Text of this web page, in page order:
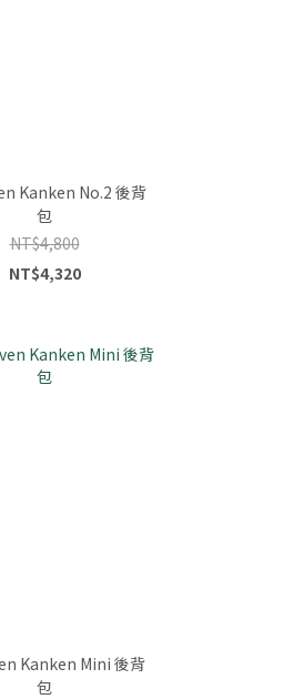
Kanken No.2 後背
包
NT$4,800
NT$4,320
Kanken Mini 後背
包